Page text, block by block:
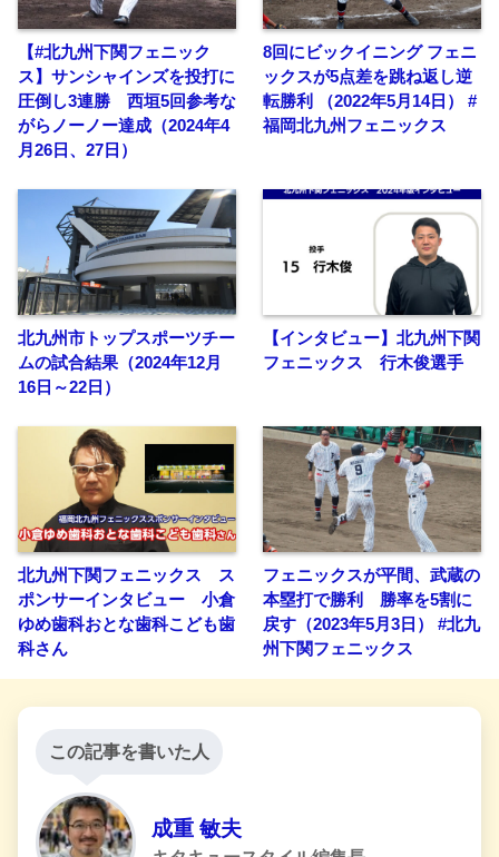
【#北九州下関フェニック
ス】サンシャインズを投打に
圧倒し3連勝 西垣5回参考な
がらノーノー達成（2024年4
月26日、27日）
8回にビックイニング フェニ
ックスが5点差を跳ね返し逆
転勝利 （2022年5月14日） #
福岡北九州フェニックス
北九州市トップスポーツチー
ムの試合結果（2024年12月
16日～22日）
【インタビュー】北九州下関
フェニックス 行木俊選手
北九州下関フェニックス ス
ポンサーインタビュー 小倉
ゆめ歯科おとな歯科こども歯
科さん
フェニックスが平間、武蔵の
本塁打で勝利 勝率を5割に
戻す（2023年5月3日） #北九
州下関フェニックス
この記事を書いた人
成重 敏夫